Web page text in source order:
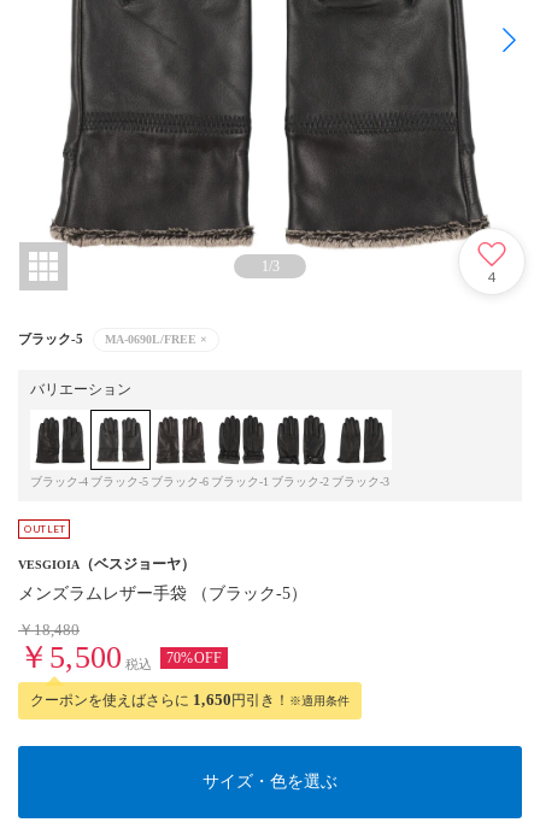
1/3
4
ブラック-5 MA-0690L/FREE ×
バリエーション
ブラック-4 ブラック-5 ブラック-6 ブラック-1 ブラック-2 ブラック-3
VESGIOIA （ベスジョーヤ）
メンズラムレザー手袋 （ブラック-5）
￥18,480
￥5,500 税込 70%OFF
クーポンを使えばさらに 1,650円引き！ ※適用条件
サイズ・色を選ぶ